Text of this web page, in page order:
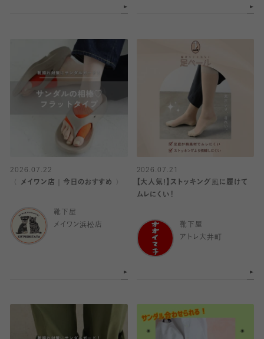
2026.07.22
〈 メイワン店｜今日のおすすめ 〉
靴下屋
メイワン浜松店
2026.07.21
【大人気!】ストッキング風に履けて
ムレにくい！
靴下屋
アトレ大井町